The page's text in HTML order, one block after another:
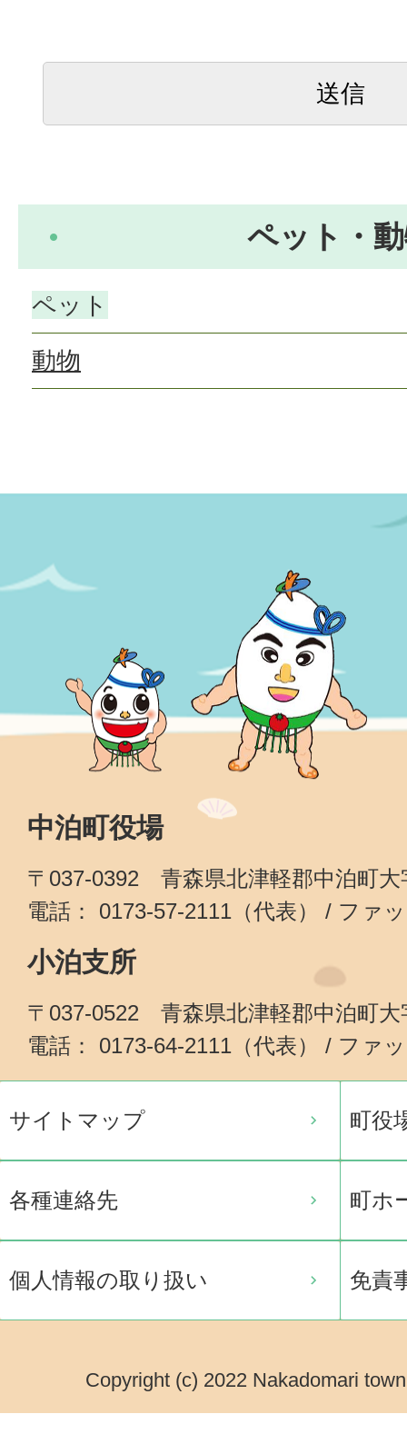
ペット・
ペット
動物
中泊町役場
〒037-0392 青森県北津軽郡中泊町大
電話： 0173-57-2111（代表） / ファ
小泊支所
〒037-0522 青森県北津軽郡中泊町大
電話： 0173-64-2111（代表） / ファ
サイトマップ 町役
各種連絡先 町ホ
個人情報の取り扱い 免責
Copyright (c) 2022 Nakadomari